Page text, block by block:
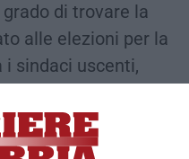
di trovare la
alle elezioni per la
i sindaci uscenti,
verso la
di un Comune